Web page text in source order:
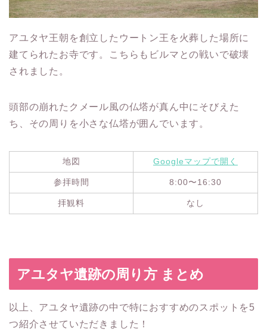
アユタヤ王朝を創立したウートン王を火葬した場所に
建てられたお寺です。こちらもビルマとの戦いで破壊
されました。
頭部の崩れたクメール風の仏塔が真ん中にそびえた
ち、その周りを小さな仏塔が囲んでいます。
地図 Googleマップで開く
参拝時間 8:00〜16:30
拝観料 なし
アユタヤ遺跡の周り方 まとめ
以上、アユタヤ遺跡の中で特におすすめのスポットを5
つ紹介させていただきました！